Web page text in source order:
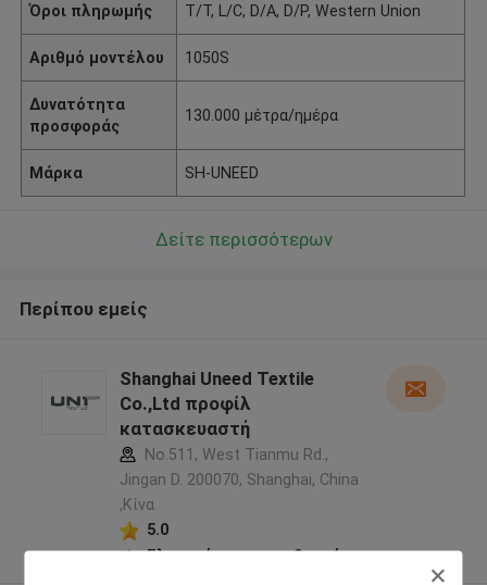
Όροι πληρωμής T/T, L/C, D/A, D/P, Western Union
Αριθμό μοντέλου 1050S
Δυνατότητα
προσφοράς
130.000 μέτρα/ημέρα
Μάρκα SH-UNEED
Δείτε περισσότερων
Περίπου εμείς
Shanghai Uneed Textile
Co.,Ltd προφίλ
κατασκευαστή
No.511, West Tianmu Rd.,
Jingan D. 200070, Shanghai, China
,Κίνα
5.0
Ελεγχμένος προμηθευτής